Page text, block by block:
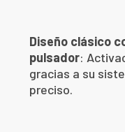
Diseño clásico
pulsador:
gracias a su
preciso.